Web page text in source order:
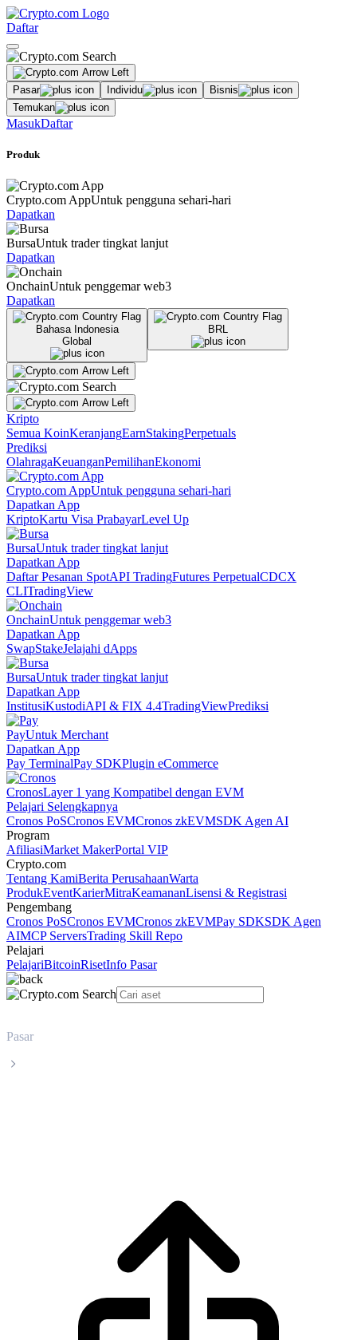
Daftar
Pasar Individu
Bisnis
Temukan
MasukDaftar
Produk
Crypto.com AppUntuk pengguna sehari-hari
Dapatkan
BursaUntuk trader tingkat lanjut
Dapatkan
OnchainUntuk penggemar web3
Dapatkan
Bahasa Indonesia
Global
BRL
Kripto
Semua KoinKeranjangEarnStakingPerpetuals
Prediksi
OlahragaKeuanganPemilihanEkonomi
Crypto.com AppUntuk pengguna sehari-hari
Dapatkan App
KriptoKartu Visa PrabayarLevel Up
BursaUntuk trader tingkat lanjut
Dapatkan App
Daftar Pesanan SpotAPI TradingFutures PerpetualCDCX
CLITradingView
OnchainUntuk penggemar web3
Dapatkan App
SwapStakeJelajahi dApps
BursaUntuk trader tingkat lanjut
Dapatkan App
InstitusiKustodiAPI & FIX 4.4TradingViewPrediksi
PayUntuk Merchant
Dapatkan App
Pay TerminalPay SDKPlugin eCommerce
CronosLayer 1 yang Kompatibel dengan EVM
Pelajari Selengkapnya
Cronos PoSCronos EVMCronos zkEVMSDK Agen AI
Program
AfiliasiMarket MakerPortal VIP
Crypto.com
Tentang KamiBerita PerusahaanWarta
ProdukEventKarierMitraKeamananLisensi & Registrasi
Pengembang
Cronos PoSCronos EVMCronos zkEVMPay SDKSDK Agen
AIMCP ServersTrading Skill Repo
Pelajari
PelajariBitcoinRisetInfo Pasar
Pasar